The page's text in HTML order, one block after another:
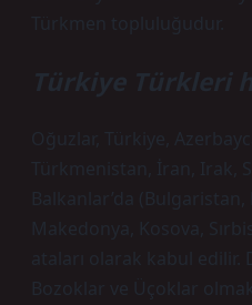
Türkmen topluluğudur.
Türkiye Türkleri
Oğuzlar, Türkiye,
Türkmenistan, İran, Irak,
Balkanlar’da (Bulgaristan,
Makedonya, Kosova,
ataları olarak kabul edilir.
Bozoklar ve Üçoklar olmak